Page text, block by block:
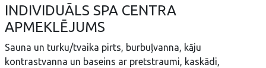
INDIVIDUĀLS SPA CENTRA
APMEKLĒJUMS
Sauna un turku/tvaika pirts, burbuļvanna, kāju
kontrastvanna un baseins ar pretstraumi, kaskādi,